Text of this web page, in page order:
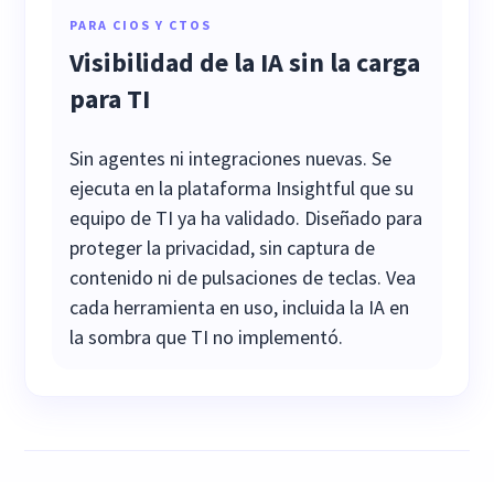
PARA CIOS Y CTOS
Visibilidad de la IA sin la carga
para TI
Sin agentes ni integraciones nuevas. Se
ejecuta en la plataforma Insightful que su
equipo de TI ya ha validado. Diseñado para
proteger la privacidad, sin captura de
contenido ni de pulsaciones de teclas. Vea
cada herramienta en uso, incluida la IA en
la sombra que TI no implementó.